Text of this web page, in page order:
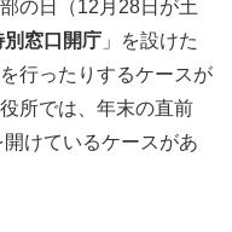
の日（12月28日が土
別窓口開庁 」を設けた
行ったりするケースが
所では、年末の直前
開けているケースがあ